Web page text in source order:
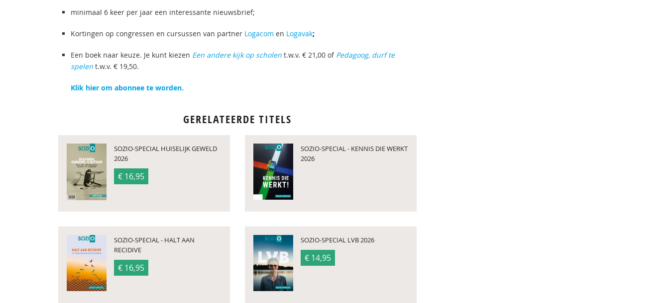
minimaal 6 keer per jaar een interessante nieuwsbrief;
Kortingen op congressen en cursussen van partner Logacom en Logavak;
Een boek naar keuze. Je kunt kiezen Een andere kijk op scholen t.w.v. € 21,00 of Pedagoog, durf te
spelen t.w.v. € 19,50.
Klik hier om abonnee te worden.
GERELATEERDE TITELS
SOZIO-SPECIAL HUISELIJK GEWELD
2026
€ 16,95
SOZIO-SPECIAL - KENNIS DIE WERKT
2026
SOZIO-SPECIAL - HALT AAN
RECIDIVE
€ 16,95
SOZIO-SPECIAL LVB 2026
€ 14,95